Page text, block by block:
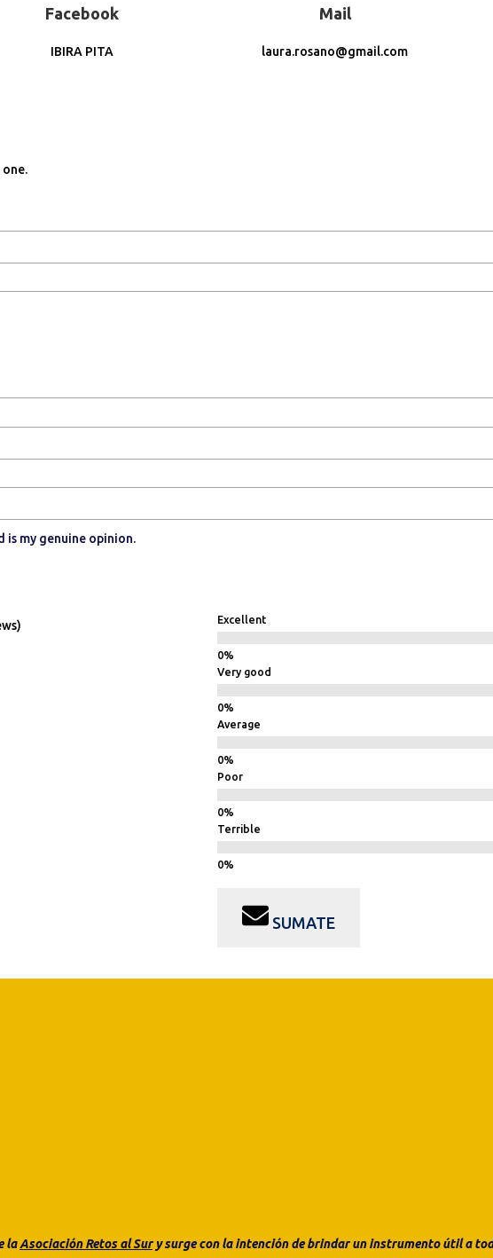
Facebook
IBIRA PITA
Mail
laura.rosano@gmail.com
is my genuine opinion.
Excellent
Very good
Average
Poor
Terrible
SUMATE
laAsociación Retos al Sury surge con la intención de brindar un instrumento útil a